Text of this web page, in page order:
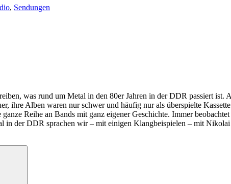
, Sendungen
was rund um Metal in den 80er Jahren in der DDR passiert
ihre Alben waren nur schwer und häufig nur als überspielte
Reihe an Bands mit ganz eigener Geschichte. Immer
in der DDR sprachen wir – mit einigen Klangbeispielen – mit